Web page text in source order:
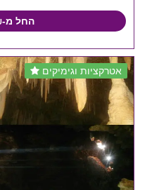
החל מ-1,000₪
אטרקציות וגימיקים